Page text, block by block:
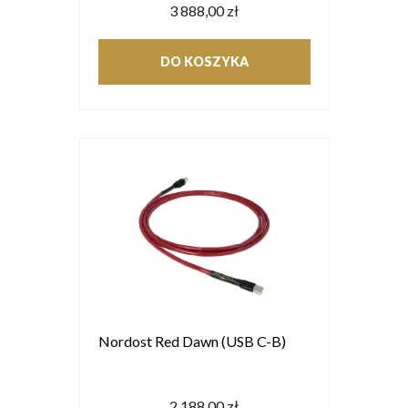
3 888,00 zł
DO KOSZYKA
Nordost Red Dawn (USB C-B)